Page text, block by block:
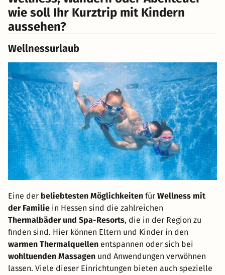
wie soll Ihr Kurztrip mit Kindern
aussehen?
Wellnessurlaub
Eine der beliebtesten Möglichkeiten für Wellness mit
der Familie in Hessen sind die zahlreichen
Thermalbäder und Spa-Resorts, die in der Region zu
finden sind. Hier können Eltern und Kinder in den
warmen Thermalquellen entspannen oder sich bei
wohltuenden Massagen und Anwendungen verwöhnen
lassen. Viele dieser Einrichtungen bieten auch spezielle